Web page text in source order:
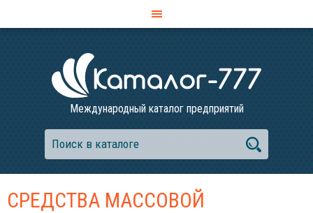
Международный каталог предприятий
СРЕДСТВА МАССОВОЙ